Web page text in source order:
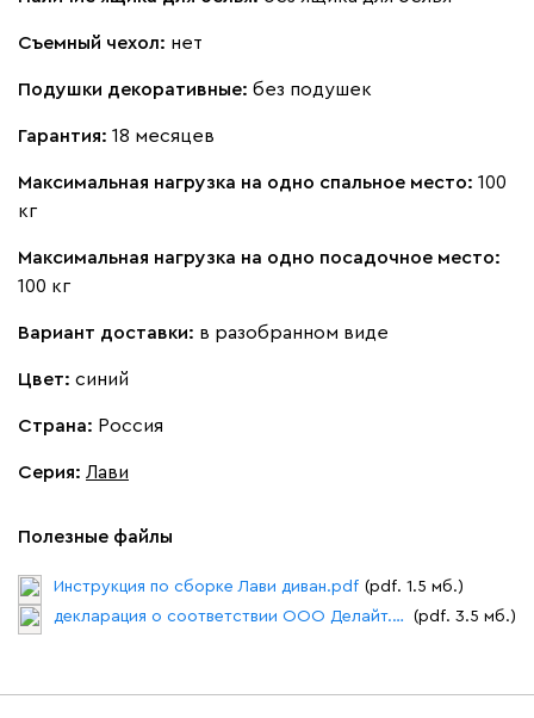
Съемный чехол: нет
Подушки декоративные: без подушек
Гарантия: 18 месяцев
Максимальная нагрузка на одно спальное место: 100
кг
Максимальная нагрузка на одно посадочное место:
100 кг
Вариант доставки: в разобранном виде
Цвет: синий
Страна: Россия
Серия: Лави
Полезные файлы
Инструкция по сборке Лави диван.pdf (pdf. 1.5 мб.)
декларация о соответствии ООО Делайт.pdf
(pdf. 3.5 мб.)